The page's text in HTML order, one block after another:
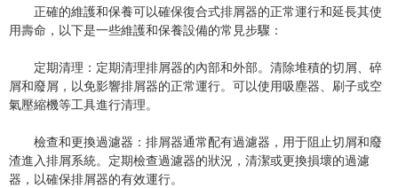
正確的維護和保養可以確保復合式排屑器的正常運行和延長其使
用壽命，以下是一些維護和保養設備的常見步驟：
定期清理：定期清理排屑器的內部和外部。清除堆積的切屑、碎
屑和廢屑，以免影響排屑器的正常運行。可以使用吸塵器、刷子或空
氣壓縮機等工具進行清理。
檢查和更換過濾器：排屑器通常配有過濾器，用于阻止切屑和廢
渣進入排屑系統。定期檢查過濾器的狀況，清潔或更換損壞的過濾
器，以確保排屑器的有效運行。